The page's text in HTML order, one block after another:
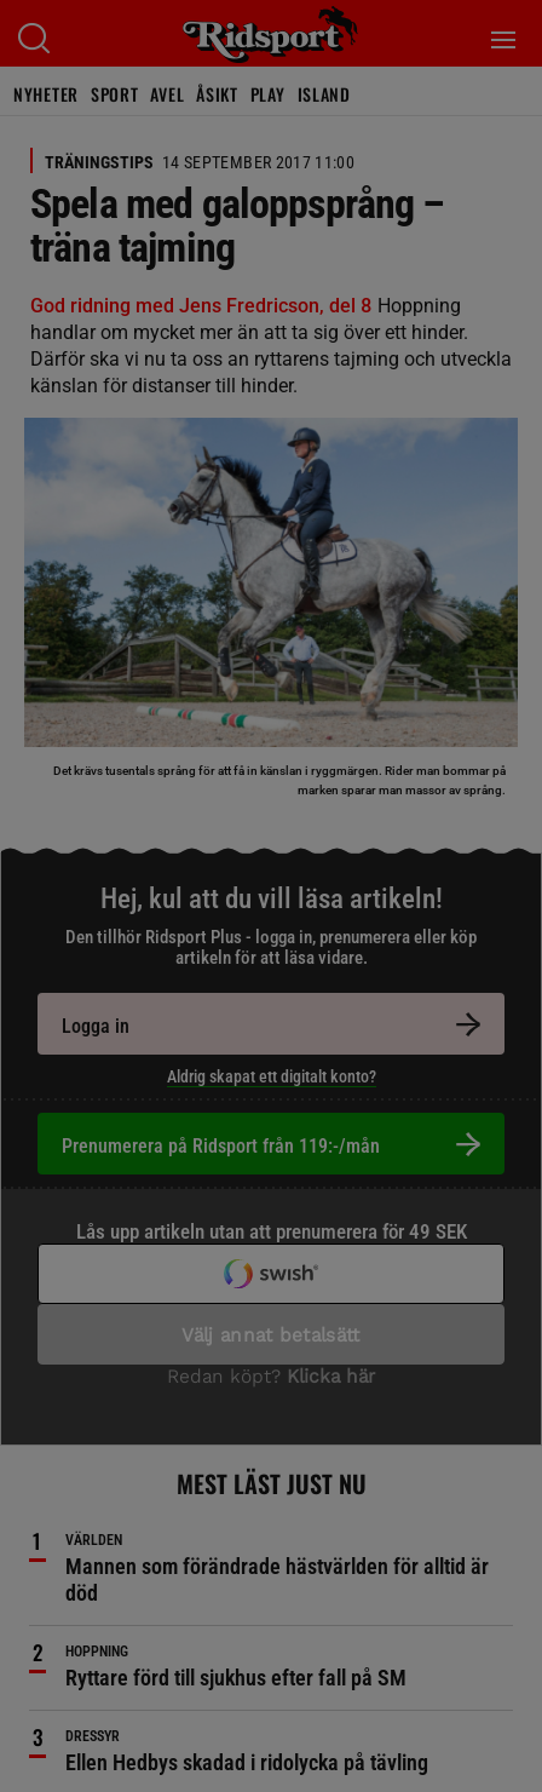
NYHETER SPORT AVEL ÅSIKT PLAY ISLAND
TRÄNINGSTIPS 14 SEPTEMBER 2017 11:00
Spela med galoppsprång –
träna tajming
God ridning med Jens Fredricson, del 8 Hoppning
handlar om mycket mer än att ta sig över ett hinder.
Därför ska vi nu ta oss an ryttarens tajming och utveckla
känslan för distanser till hinder.
Det krävs tusentals språng för att få in känslan i ryggmärgen. Rider man bommar på
marken sparar man massor av språng.
Hej, kul att du vill läsa artikeln!
Den tillhör Ridsport Plus - logga in, prenumerera eller köp
artikeln för att läsa vidare.
Logga in
Aldrig skapat ett digitalt konto?
Prenumerera på Ridsport från 119:-/mån
MEST LÄST JUST NU
VÄRLDEN
Mannen som förändrade hästvärlden för alltid är
död
HOPPNING
Ryttare förd till sjukhus efter fall på SM
DRESSYR
Ellen Hedbys skadad i ridolycka på tävling